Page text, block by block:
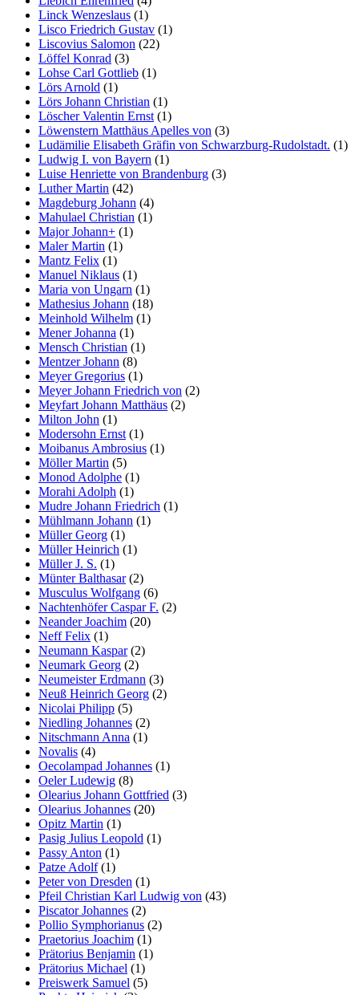
Linck Wenzeslaus (1)
Lisco Friedrich Gustav (1)
Liscovius Salomon (22)
Löffel Konrad (3)
Lohse Carl Gottlieb (1)
Lörs Arnold (1)
Lörs Johann Christian (1)
Löscher Valentin Ernst (1)
Löwenstern Matthäus Apelles von (3)
Ludämilie Elisabeth Gräfin von Schwarzburg-Rudolstadt. (1)
Ludwig I. von Bayern (1)
Luise Henriette von Brandenburg (3)
Luther Martin (42)
Magdeburg Johann (4)
Mahulael Christian (1)
Major Johann+ (1)
Maler Martin (1)
Mantz Felix (1)
Manuel Niklaus (1)
Maria von Ungarn (1)
Mathesius Johann (18)
Meinhold Wilhelm (1)
Mener Johanna (1)
Mensch Christian (1)
Mentzer Johann (8)
Meyer Gregorius (1)
Meyer Johann Friedrich von (2)
Meyfart Johann Matthäus (2)
Milton John (1)
Modersohn Ernst (1)
Moibanus Ambrosius (1)
Möller Martin (5)
Monod Adolphe (1)
Morahi Adolph (1)
Mudre Johann Friedrich (1)
Mühlmann Johann (1)
Müller Georg (1)
Müller Heinrich (1)
Müller J. S. (1)
Münter Balthasar(2)
Musculus Wolfgang (6)
Nachtenhöfer Caspar F. (2)
Neander Joachim (20)
Neff Felix (1)
Neumann Kaspar(2)
Neumark Georg (2)
Neumeister Erdmann (3)
Neuß Heinrich Georg (2)
Nicolai Philipp (5)
Niedling Johannes (2)
Nitschmann Anna (1)
Novalis (4)
Oecolampad Johannes (1)
Oeler Ludewig (8)
Olearius Johann Gottfried (3)
Olearius Johannes (20)
Opitz Martin (1)
Pasig Julius Leopold (1)
Passy Anton (1)
Patze Adolf(1)
Peter von Dresden (1)
Pfeil Christian Karl Ludwig von (43)
Piscator Johannes (2)
Pollio Symphorianus (2)
Praetorius Joachim (1)
Prätorius Benjamin (1)
Prätorius Michael (1)
Preiswerk Samuel (5)